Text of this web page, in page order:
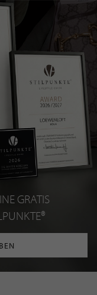
GRATIS